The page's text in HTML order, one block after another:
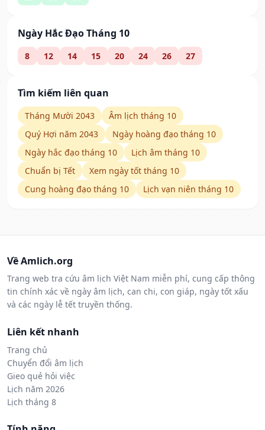
Ngày Hắc Đạo Tháng 10
8 12 14 15 20 24 26 27
Tìm kiếm liên quan
Tháng Mười 2043
Âm lịch tháng 10
Quý Hợi năm 2043
Ngày hoàng đạo tháng 10
Ngày hắc đạo tháng 10
Lịch âm tháng 10
Chuẩn bị Tết
Xem ngày tốt tháng 10
Cung hoàng đạo tháng 10
Lịch vạn niên tháng 10
Về Amlich.org
Trang web tra cứu âm lịch Việt Nam miễn phí, cung cấp thông
tin chính xác về ngày âm lịch, can chi, con giáp, ngày tốt xấu
và các ngày lễ tết truyền thống.
Liên kết nhanh
Trang chủ
Chuyển đổi âm lịch
Gieo quẻ hỏi việc
Lịch năm 2026
Lịch tháng 8